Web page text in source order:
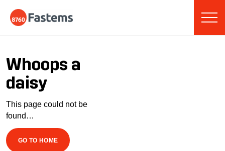
content
Whoops a
daisy
This page could not be
found…
GO TO HOME